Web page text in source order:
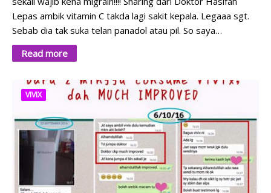
Lepas ambik vitamin C takda lagi sakit kepala. Legaaa sgt.
Sebab dia tak suka telan panadol atau pil. So saya…
Read more
VIVIX